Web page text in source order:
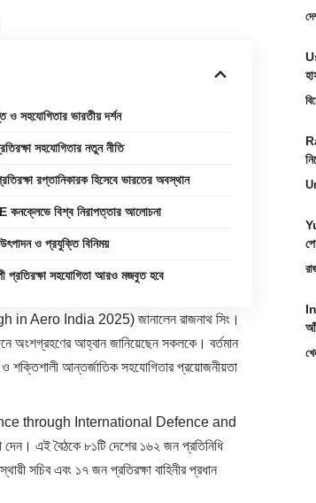
ও সহযোগিতার ভারতীয় দর্শন
সহযোগিতার নতুন নীতি
রপ্তানিকারক হিসেবে ভারতের অবস্থান
বিশ্ব নিরাপত্তার আলোচনা
উৎপাদন ও প্রযুক্তি বিনিময়
প্রতিরক্ষা সহযোগিতা আরও মজবুত হবে
in Aero India 2025) জানালেন রাজনাথ সিং।
অংশগ্রহণের আহ্বান জানিয়েছেন সকলকে। বর্তমান
ও শক্তিশালী আন্তর্জাতিক সহযোগিতার প্রয়োজনীয়তা
through International Defence and
এই বৈঠকে ৮১টি দেশের ১৬২ জন প্রতিনিধি
সচিব এবং ১৭ জন প্রতিরক্ষা বাহিনীর প্রধান